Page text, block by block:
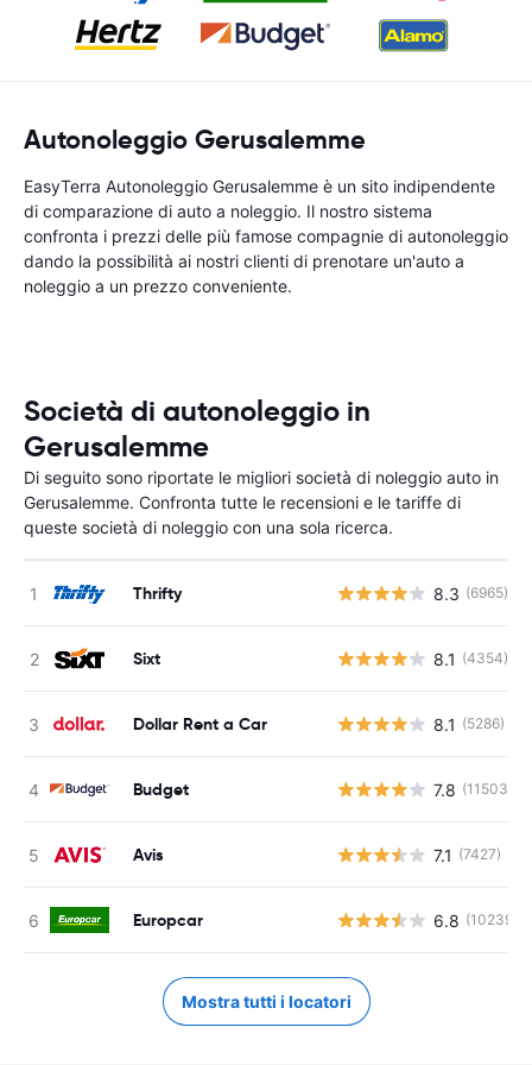
Autonoleggio Gerusalemme
EasyTerra Autonoleggio Gerusalemme è un sito indipendente
di comparazione di auto a noleggio. Il nostro sistema
confronta i prezzi delle più famose compagnie di autonoleggio
dando la possibilità ai nostri clienti di prenotare un'auto a
noleggio a un prezzo conveniente.
Società di autonoleggio in
Gerusalemme
Di seguito sono riportate le migliori società di noleggio auto in
Gerusalemme. Confronta tutte le recensioni e le tariffe di
queste società di noleggio con una sola ricerca.
Thrifty 8.3 (6965)
Sixt 8.1 (4354)
Dollar Rent a Car 8.1 (5286)
Budget 7.8 (11503)
Avis 7.1 (7427)
Europcar 6.8 (10239)
Mostra tutti i locatori